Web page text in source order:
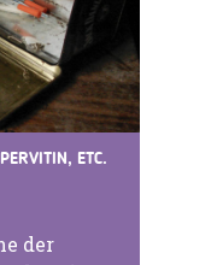
ETC.
der